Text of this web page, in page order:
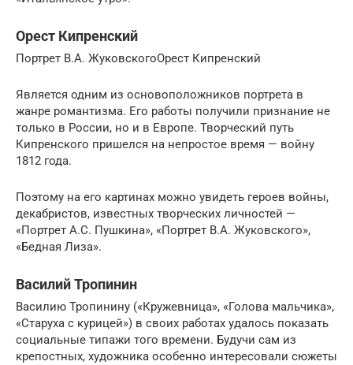
Орест Кипренский
Портрет В.А. ЖуковскогоОрест Кипренский
Является одним из основоположников портрета в
жанре романтизма. Его работы получили признание не
только в России, но и в Европе. Творческий путь
Кипренского пришелся на непростое время — войну
1812 года.
Поэтому на его картинах можно увидеть героев войны,
декабристов, известных творческих личностей —
«Портрет А.С. Пушкина», «Портрет В.А. Жуковского»,
«Бедная Лиза».
Василий Тропинин
Василию Тропинину («Кружевница», «Голова мальчика»,
«Старуха с курицей») в своих работах удалось показать
социальные типажи того времени. Будучи сам из
крепостных, художника особенно интересовали сюжеты